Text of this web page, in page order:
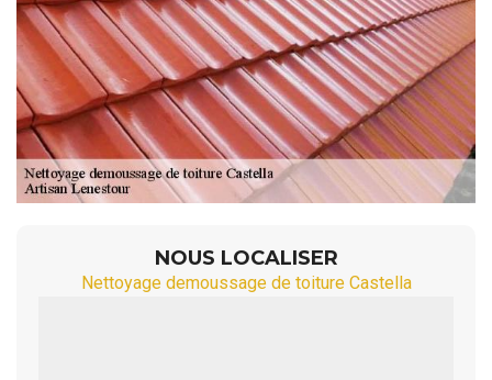
NOUS LOCALISER
Nettoyage demoussage de toiture Castella